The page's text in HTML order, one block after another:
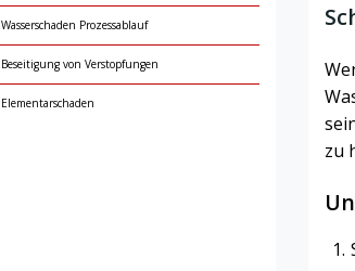
Wasserschaden Prozessablauf
Beseitigung von Verstopfungen
Elementarschaden
zu